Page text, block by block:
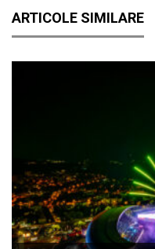
ARTICOLE SIMILARE